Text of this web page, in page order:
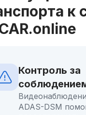
к
Быстрое
на ДТП
Доступ к
реального